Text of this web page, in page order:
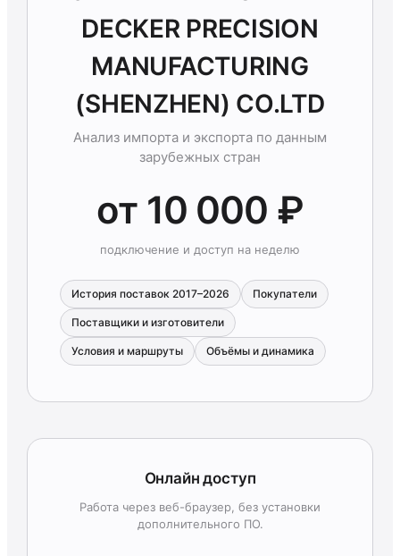
DECKER PRECISION
MANUFACTURING
(SHENZHEN) CO.LTD
Анализ импорта и экспорта по данным
зарубежных стран
от 10 000 ₽
подключение и доступ на неделю
История поставок 2017–2026 Покупатели
Поставщики и изготовители
Условия и маршруты Объёмы и динамика
Онлайн доступ
Работа через веб-браузер, без установки
дополнительного ПО.